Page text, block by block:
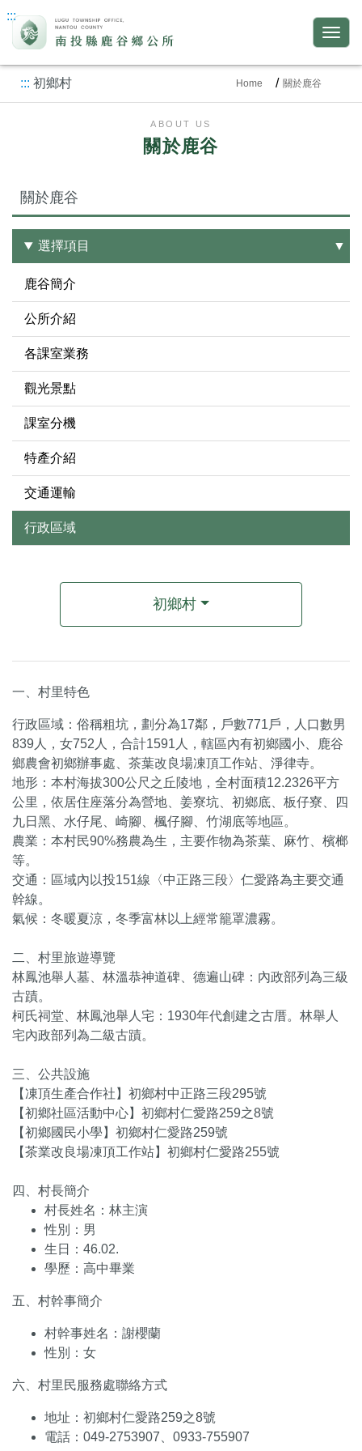
:::
::: 初鄉村 Home 關於鹿谷
ABOUT US
關於鹿谷
關於鹿谷
選擇項目
鹿谷簡介
公所介紹
各課室業務
觀光景點
課室分機
特產介紹
交通運輸
行政區域
初鄉村
一、村里特色
行政區域：俗稱粗坑，劃分為17鄰，戶數771戶，人口數男
839人，女752人，合計1591人，轄區內有初鄉國小、鹿谷
鄉農會初鄉辦事處、茶葉改良場凍頂工作站、淨律寺。
地形：本村海拔300公尺之丘陵地，全村面積12.2326平方
公里，依居住座落分為營地、姜寮坑、初鄉底、板仔寮、四
九日黑、水仔尾、崎腳、楓仔腳、竹湖底等地區。
農業：本村民90%務農為生，主要作物為茶葉、麻竹、檳榔
等。
交通：區域內以投151線〈中正路三段〉仁愛路為主要交通
幹線。
氣候：冬暖夏涼，冬季富林以上經常籠罩濃霧。
二、村里旅遊導覽
林鳳池舉人墓、林溫恭神道碑、德遍山碑：內政部列為三級
古蹟。
柯氏祠堂、林鳳池舉人宅：1930年代創建之古厝。林舉人
宅內政部列為二級古蹟。
三、公共設施
【凍頂生產合作社】初鄉村中正路三段295號
【初鄉社區活動中心】初鄉村仁愛路259之8號
【初鄉國民小學】初鄉村仁愛路259號
【茶業改良場凍頂工作站】初鄉村仁愛路255號
四、村長簡介
村長姓名：林主演
性別：男
生日：46.02.
學歷：高中畢業
五、村幹事簡介
村幹事姓名：謝櫻蘭
性別：女
六、村里民服務處聯絡方式
地址：初鄉村仁愛路259之8號
電話：049-2753907、0933-755907